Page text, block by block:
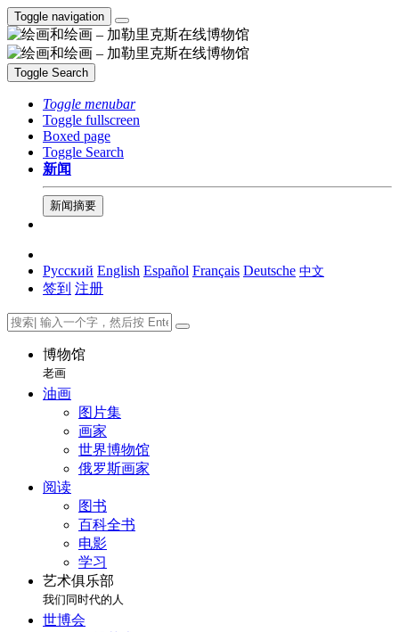
Toggle navigation
Toggle Search
Toggle menubar
Toggle fullscreen
Boxed page
Toggle Search
新闻
新闻摘要
Русский English Español Français Deutsche 中文
签到 注册
博物馆
老画
油画
图片集
画家
世界博物馆
俄罗斯画家
阅读
图书
百科全书
电影
学习
艺术俱乐部
我们同时代的人
世博会